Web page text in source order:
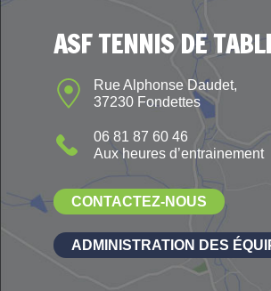
ASF TENNIS DE
Rue Alphonse Daudet,
37230 Fondettes
06 81 87 60 46
Aux heures d’entrainement
CONTACTEZ-NOUS
ADMINISTRATION DES